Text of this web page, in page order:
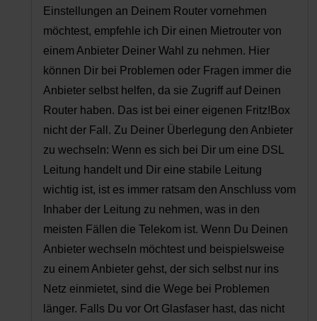
Einstellungen an Deinem Router vornehmen
möchtest, empfehle ich Dir einen Mietrouter von
einem Anbieter Deiner Wahl zu nehmen. Hier
können Dir bei Problemen oder Fragen immer die
Anbieter selbst helfen, da sie Zugriff auf Deinen
Router haben. Das ist bei einer eigenen Fritz!Box
nicht der Fall. Zu Deiner Überlegung den Anbieter
zu wechseln: Wenn es sich bei Dir um eine DSL
Leitung handelt und Dir eine stabile Leitung
wichtig ist, ist es immer ratsam den Anschluss vom
Inhaber der Leitung zu nehmen, was in den
meisten Fällen die Telekom ist. Wenn Du Deinen
Anbieter wechseln möchtest und beispielsweise
zu einem Anbieter gehst, der sich selbst nur ins
Netz einmietet, sind die Wege bei Problemen
länger. Falls Du vor Ort Glasfaser hast, das nicht